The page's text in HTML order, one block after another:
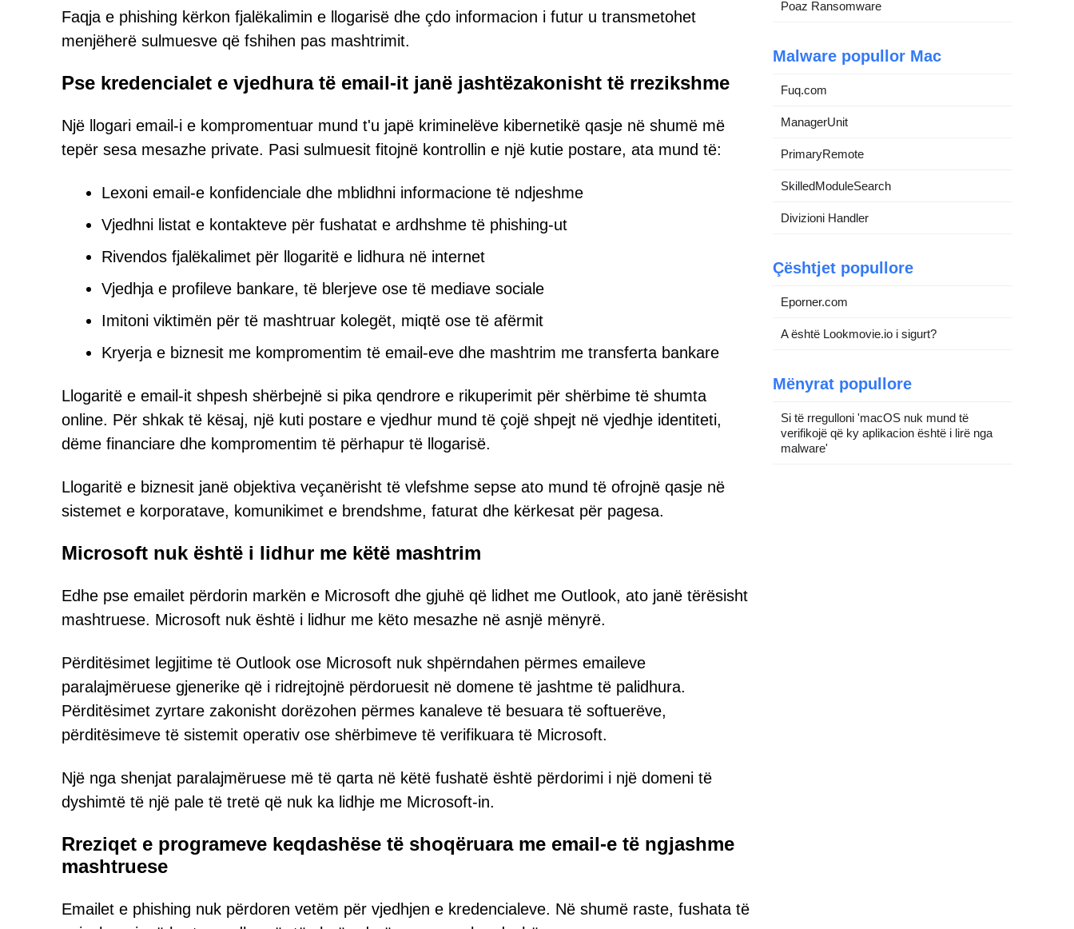
Faqja e phishing kërkon fjalëkalimin e llogarisë dhe çdo informacion i futur u transmetohet
menjëherë sulmuesve që fshihen pas mashtrimit.
Pse kredencialet e vjedhura të email-it janë jashtëzakonisht të rrezikshme
Një llogari email-i e kompromentuar mund t'u japë kriminelëve kibernetikë qasje në shumë më
tepër sesa mesazhe private. Pasi sulmuesit fitojnë kontrollin e një kutie postare, ata mund të:
Lexoni email-e konfidenciale dhe mblidhni informacione të ndjeshme
Vjedhni listat e kontakteve për fushatat e ardhshme të phishing-ut
Rivendos fjalëkalimet për llogaritë e lidhura në internet
Vjedhja e profileve bankare, të blerjeve ose të mediave sociale
Imitoni viktimën për të mashtruar kolegët, miqtë ose të afërmit
Kryerja e biznesit me kompromentim të email-eve dhe mashtrim me transferta bankare
Llogaritë e email-it shpesh shërbejnë si pika qendrore e rikuperimit për shërbime të shumta
online. Për shkak të kësaj, një kuti postare e vjedhur mund të çojë shpejt në vjedhje identiteti,
dëme financiare dhe kompromentim të përhapur të llogarisë.
Llogaritë e biznesit janë objektiva veçanërisht të vlefshme sepse ato mund të ofrojnë qasje në
sistemet e korporatave, komunikimet e brendshme, faturat dhe kërkesat për pagesa.
Microsoft nuk është i lidhur me këtë mashtrim
Edhe pse emailet përdorin markën e Microsoft dhe gjuhë që lidhet me Outlook, ato janë tërësisht
mashtruese. Microsoft nuk është i lidhur me këto mesazhe në asnjë mënyrë.
Përditësimet legjitime të Outlook ose Microsoft nuk shpërndahen përmes emaileve
paralajmëruese gjenerike që i ridrejtojnë përdoruesit në domene të jashtme të palidhura.
Përditësimet zyrtare zakonisht dorëzohen përmes kanaleve të besuara të softuerëve,
përditësimeve të sistemit operativ ose shërbimeve të verifikuara të Microsoft.
Një nga shenjat paralajmëruese më të qarta në këtë fushatë është përdorimi i një domeni të
dyshimtë të një pale të tretë që nuk ka lidhje me Microsoft-in.
Rreziqet e programeve keqdashëse të shoqëruara me email-e të ngjashme
mashtruese
Emailet e phishing nuk përdoren vetëm për vjedhjen e kredencialeve. Në shumë raste, fushata të
Poaz Ransomware
Malware popullor Mac
Fuq.com
ManagerUnit
PrimaryRemote
SkilledModuleSearch
Divizioni Handler
Çështjet popullore
Eporner.com
A është Lookmovie.io i sigurt?
Mënyrat popullore
Si të rregulloni 'macOS nuk mund të
verifikojë që ky aplikacion është i lirë nga
malware'